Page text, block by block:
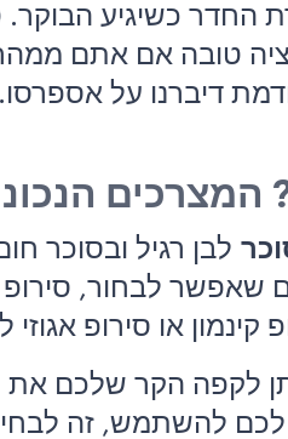
החדר כשיגיע
טובה אם אתם
דיברנו על
המצרכים
לבן רגיל ובסוכר
שאפשר לבחור, סירופ
או סירופ אגוזי
לקפה הקר שלכם את
להשתמש, זה